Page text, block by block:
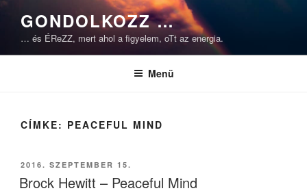
Tartalomhoz
GONDOLKOZZ …
… és ÉReZZ, mert ahol a figyelem, oTt az energia.
Menü
CÍMKE: PEACEFUL MIND
BEKÜLDVE:
2016. SZEPTEMBER 15.
Brock Hewitt – Peaceful Mind